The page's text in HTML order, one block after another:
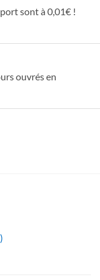
sont à 0,01€ !
ouvrés en